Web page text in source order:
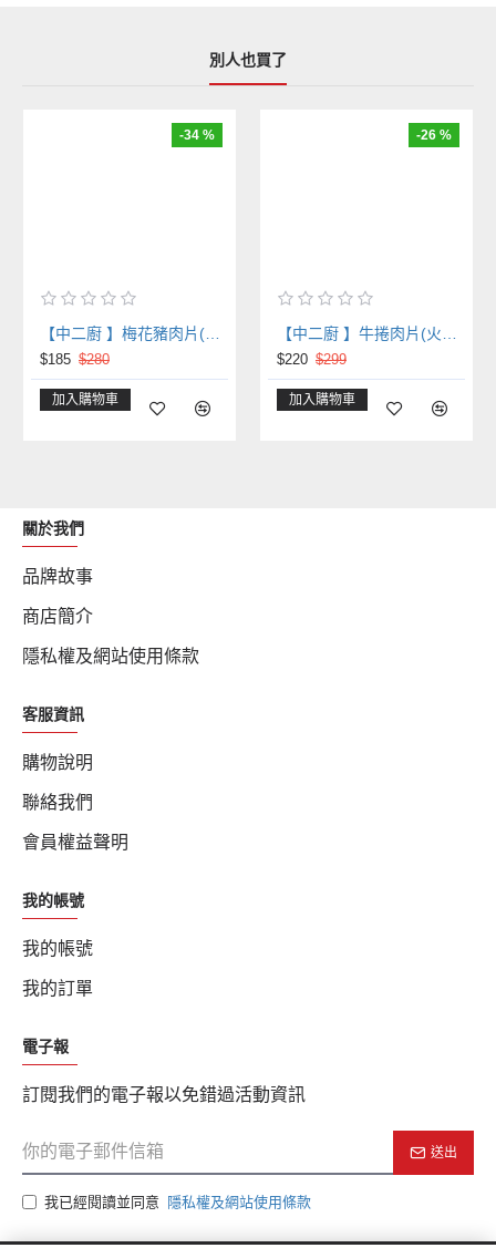
別人也買了
-34 %
$185 $280
加入購物車
-26 %
$220 $299
加入購物車
關於我們
品牌故事
商店簡介
隱私權及網站使用條款
客服資訊
購物說明
聯絡我們
會員權益聲明
我的帳號
我的帳號
我的訂單
電子報
訂閱我們的電子報以免錯過活動資訊
送出
我已經閱讀並同意 隱私權及網站使用條款